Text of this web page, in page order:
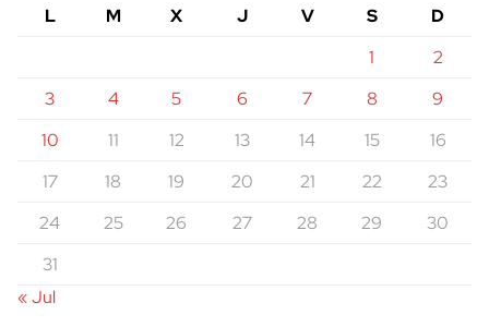
L
M X J V S
D
1
2
3
4 5 6 7 8
9
10
11 12 13 14 15
16
17
18 19 20 21 22
23
24
25 26 27 28 29
30
31
« Jul